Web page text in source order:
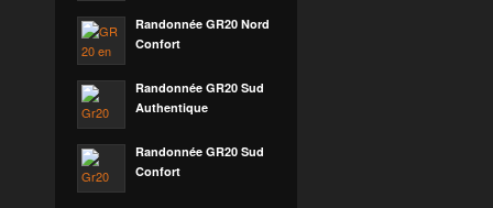
Randonnée GR20 Nord
Confort
Randonnée GR20 Sud
Authentique
Randonnée GR20 Sud
Confort